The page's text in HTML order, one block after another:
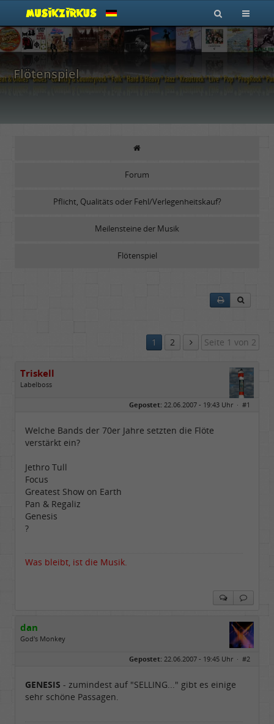
Flötenspiel
Forum
Pflicht, Qualitäts oder Fehl/Verlegenheitskauf?
Meilensteine der Musik
Flötenspiel
1 2 Seite 1 von 2
Triskell
Labelboss
Dabei seit:
04 / 2006
Gepostet: 22.06.2007 - 19:43 Uhr · #1
Welche Bands der 70er Jahre setzten die Flöte
verstärkt ein?
Jethro Tull
Focus
Greatest Show on Earth
Pan & Regaliz
Genesis
?
Was bleibt, ist die Musik.
dan
God's Monkey
Gepostet: 22.06.2007 - 19:45 Uhr · #2
GENESIS - zumindest auf "SELLING..." gibt es einige
sehr schöne Passagen.